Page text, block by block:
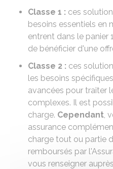
Classe 1 : ces
besoins essentiels en
entrent dans le panier
de bénéficier d'une
Classe 2 : ces
les besoins
avancées pour traiter
complexes. Il est
charge. Cependant,
assurance
charge tout ou partie
remboursés par
vous renseigner